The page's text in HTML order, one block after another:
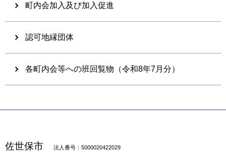
町内会加入及び加入促進
認可地縁団体
各町内会等への班回覧物（令和8年7月分）
佐世保市 法人番号：5000020422029